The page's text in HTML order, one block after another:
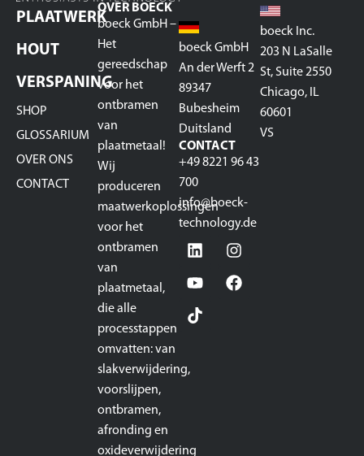
PLAATWERK
HOUT
VERSPANING
SHOP
GLOSSARIUM
OVER ONS
CONTACT
OVER BOECK
boeck GmbH –
Het
gereedschap
voor het
ontbramen
van
plaatmetaal!
Wij
produceren
maatwerkoplossingen
voor het
ontbramen
van
plaatmetaal,
die alle
processtappen
omvatten: van
slakverwijdering,
voorslijpen,
ontbramen,
afronding en
oxideverwijdering
boeck GmbH
An der Werft 2
89347
Bubesheim
Duitsland
CONTACT
+49 8221 96 43
700
info@boeck-
technology.de
boeck Inc.
203 N LaSalle
St, Suite 2550
Chicago, IL
60601
VS